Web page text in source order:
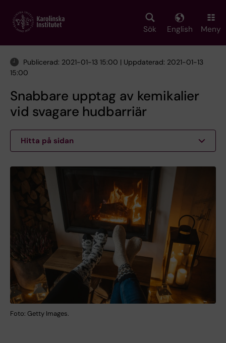
main
Sök English Meny
Publicerad: 2021-01-13 15:00 | Uppdaterad: 2021-01-13
15:00
Snabbare upptag av kemikalier
vid svagare hudbarriär
Hitta på sidan
Foto: Getty Images.